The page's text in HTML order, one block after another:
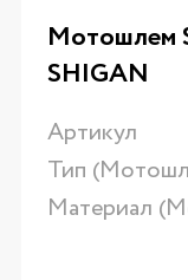
Мотошлем
SHIGAN
Артикул
Тип
Материал